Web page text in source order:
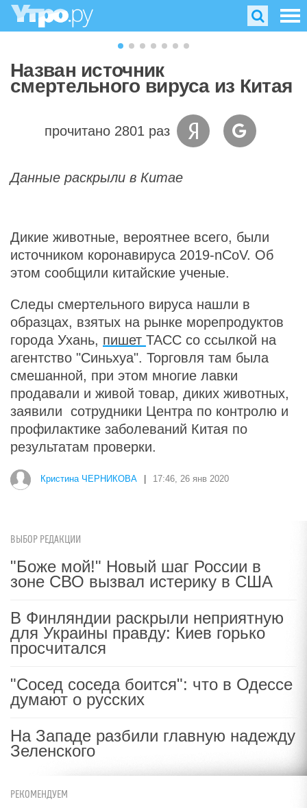
Назван источник
смертельного вируса из Китая
прочитано 2801 раз
Данные раскрыли в Китае
Дикие животные, вероятнее всего, были
источником коронавируса 2019-nCoV. Об
этом сообщили китайские ученые.
Следы смертельного вируса нашли в
образцах, взятых на рынке морепродуктов
города Ухань, пишет ТАСС со ссылкой на
агентство "Синьхуа". Торговля там была
смешанной, при этом многие лавки
продавали и живой товар, диких животных,
заявили сотрудники Центра по контролю и
профилактике заболеваний Китая по
результатам проверки.
Кристина ЧЕРНИКОВА 17:46, 26 янв 2020
ВЫБОР РЕДАКЦИИ
"Боже мой!" Новый шаг России в
зоне СВО вызвал истерику в США
В Финляндии раскрыли неприятную
для Украины правду: Киев горько
просчитался
"Сосед соседа боится": что в Одессе
думают о русских
На Западе разбили главную надежду
Зеленского
РЕКОМЕНДУЕМ